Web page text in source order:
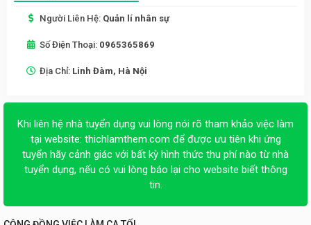
Người Liên Hệ: Quản lí nhân sự
Số Điện Thoại: 0965365869
Địa Chỉ: Linh Đàm, Hà Nội
Khi liên hệ nhà tuyển dụng vui lòng nói rõ tham khảo việc làm
tại website: thichlamthem.com để được ưu tiên khi ứng
tuyển hãy cảnh giác với bất kỳ hình thức thu phí nào từ nhà
tuyển dụng, nếu có vui lòng báo lại cho website biết thông
tin.